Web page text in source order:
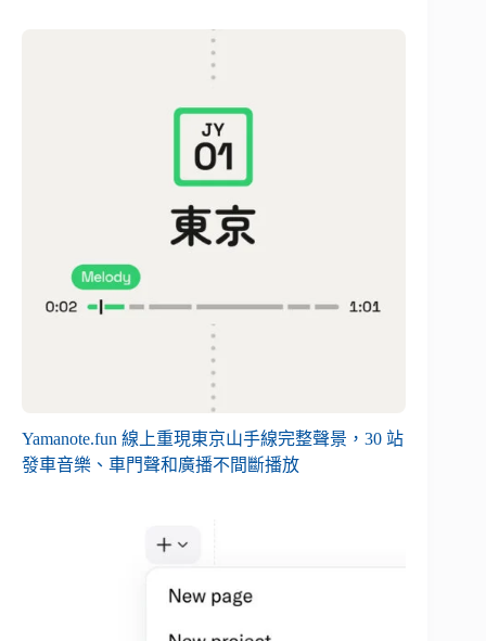
Yamanote.fun 線上重現東京山手線完整聲景，30 站
發車音樂、車門聲和廣播不間斷播放